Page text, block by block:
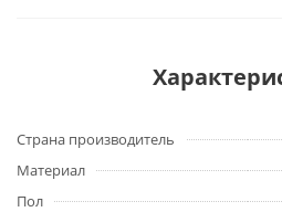
Страна производитель
Материал
Пол